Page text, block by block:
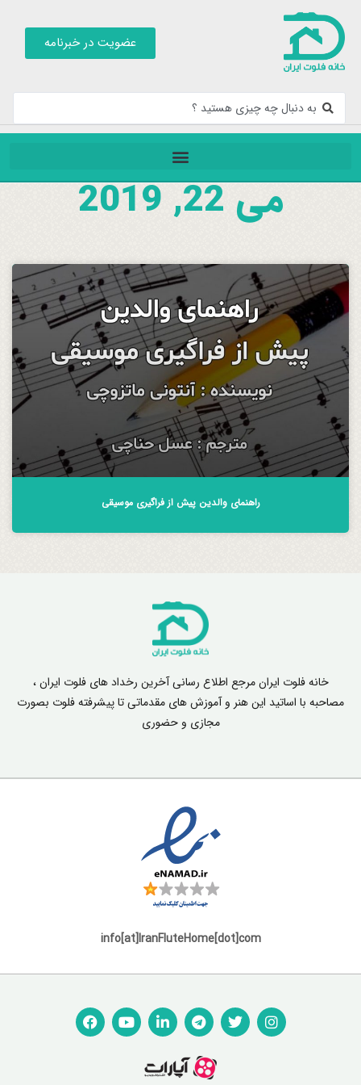
عضویت در خبرنامه
می 22, 2019
راهنمای والدین پیش از فراگیری موسیقی
خانه فلوت ایران مرجع اطلاع رسانی آخرین رخداد های فلوت ایران ،
مصاحبه با اساتید این هنر و آموزش های مقدماتی تا پیشرفته فلوت بصورت
مجازی و حضوری
info[at]IranFluteHome[dot]com